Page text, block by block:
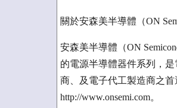
關於安森美半導體（ON
安森美半導體（ON
的電源半導體器件系列，
商、及電子代工製造商之
http://www.onsemi.com。